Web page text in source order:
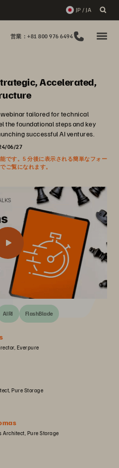
JP / JA
営業：+81 800 976 6494
Accelerated,
webinar tailored for technical
the foundational steps and key
successful AI ventures.
06/27
です。5 分後に表示される簡単なフォー
ご覧になれます。
AIRI FlashBlade
Everpure
Pure Storage
Architect, Pure Storage